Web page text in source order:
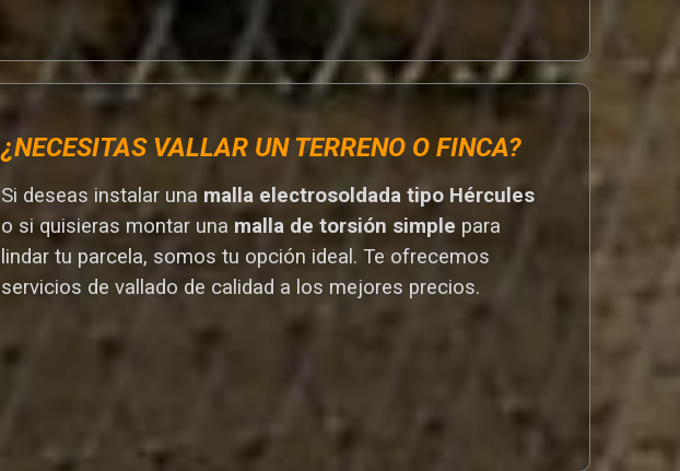
¿NECESITAS VALLAR UN TERRENO O FINCA?
Si deseas instalar una malla electrosoldada tipo Hércules
o si quisieras montar una malla de torsión simple para
lindar tu parcela, somos tu opción ideal. Te ofrecemos
servicios de vallado de calidad a los mejores precios.